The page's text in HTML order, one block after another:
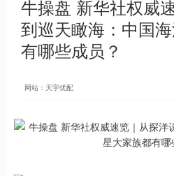
牛操盘 新华社权威
到巡天瞰海：中国
有哪些成员？
网站：天宇优配